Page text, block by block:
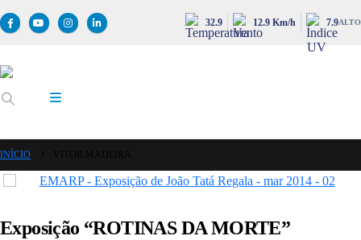
32.9 12.9 Km/h 7.9ALTO
INÍCIO
Exposição “ROTINAS DA MORTE”